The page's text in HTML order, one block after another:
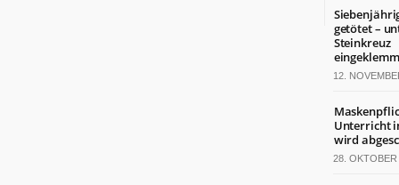
getötet –
Steinkreuz
12.
Unterricht
wird
28. OKTOBER